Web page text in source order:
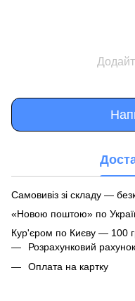
Самовивіз зі складу —
«Новою поштою» по
Кур'єром по Києву — 100
Розрахунковий
Оплата на картку